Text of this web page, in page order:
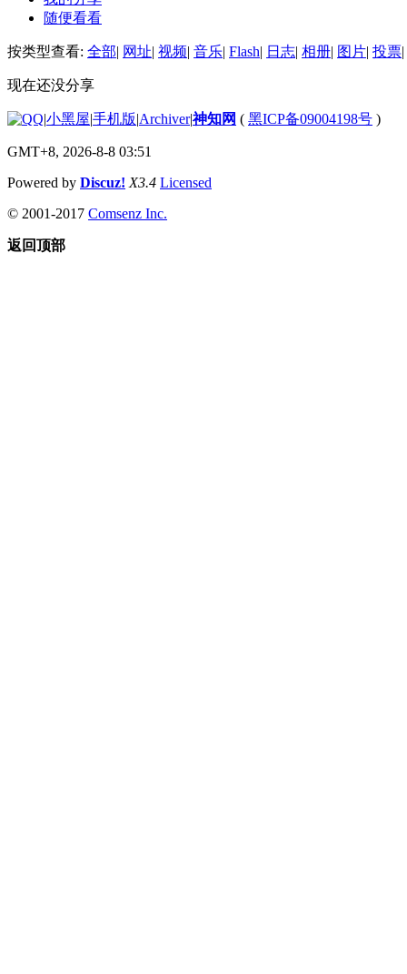
随便看看
按类型查看: 全部| 网址| 视频| 音乐| Flash| 日志| 相册| 图片| 投票|
现在还没分享
|小黑屋|手机版|Archiver|神知网 ( 黑ICP备09004198号 )
GMT+8, 2026-8-8 03:51
Powered by Discuz! X3.4 Licensed
© 2001-2017 Comsenz Inc.
返回顶部